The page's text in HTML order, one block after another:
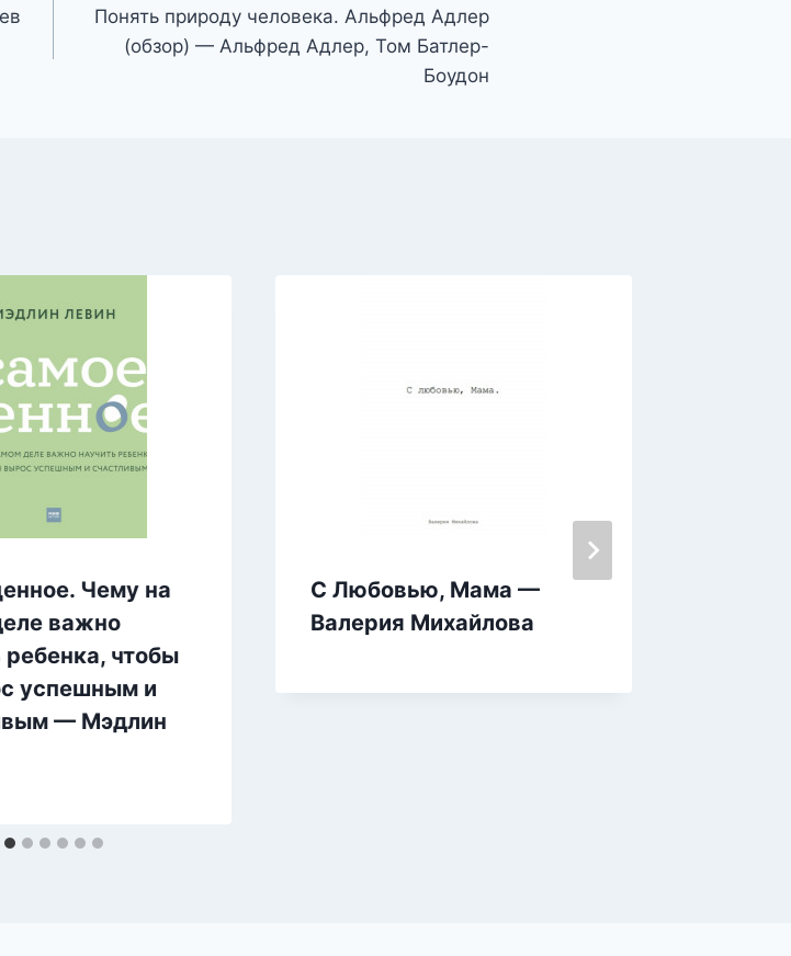
Понять природу человека. Альфред Адлер
(обзор) — Альфред Адлер, Том Батлер-
Боудон
Чему на
важно
ребенка, чтобы
успешным и
— Мэдлин
С Любовью, Мама —
Валерия Михайлова